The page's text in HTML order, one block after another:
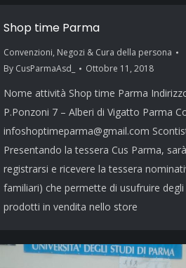
Shop time Parma
Convenzioni, Negozi & Cura della persona
By CusParmaAsd_ Ottobre 11, 2018
Nome attività Shop time Parma
P.Ponzoni 7 – Alberi di Vigatto Parma
infoshoptimeparma@gmail.com
Presentando la tessera Cus Parma,
registrarsi e ricevere la tessera
familiari) che permette di usufruire
prodotti in vendita nello store